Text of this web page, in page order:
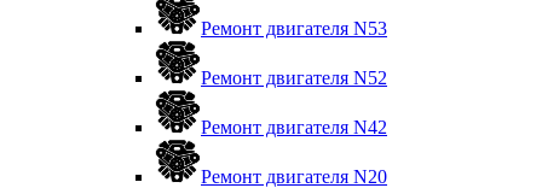
Ремонт двигателя N53
Ремонт двигателя N52
Ремонт двигателя N42
Ремонт двигателя N20